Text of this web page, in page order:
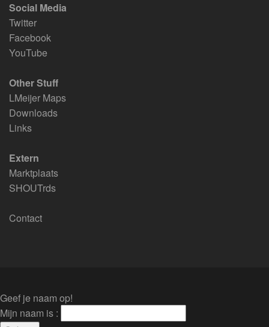
Social Media
Twitter
Facebook
YouTube
Other Stuff
LMeijer Maps
Downloads
Links
Extern
Marktplaats
SHOUTrds
Contact
Geef je naam op!
Mijn naam is :